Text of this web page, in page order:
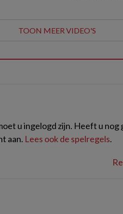
TOON MEER VIDEO'S
u ingelogd zijn. Heeft u nog
aan. Lees ook de spelregels.